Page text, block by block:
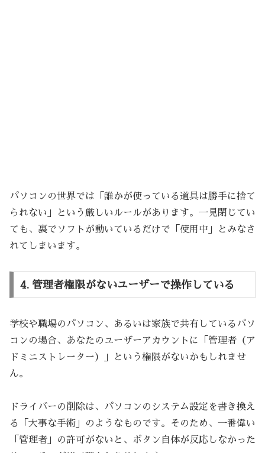
パソコンの世界では「誰かが使っている道具は勝手に捨て
られない」という厳しいルールがあります。一見閉じてい
ても、裏でソフトが動いているだけで「使用中」とみなさ
れてしまいます。
4. 管理者権限がないユーザーで操作している
学校や職場のパソコン、あるいは家族で共有しているパソ
コンの場合、あなたのユーザーアカウントに「管理者（ア
ドミニストレーター）」という権限がないかもしれませ
ん。
ドライバーの削除は、パソコンのシステム設定を書き換え
る「大事な手術」のようなものです。そのため、一番偉い
「管理者」の許可がないと、ボタン自体が反応しなかった